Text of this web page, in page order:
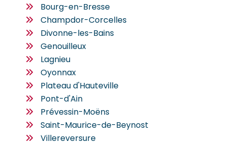
Bourg-en-Bresse
Champdor-Corcelles
Divonne-les-Bains
Genouilleux
Lagnieu
Oyonnax
Plateau d'Hauteville
Pont-d'Ain
Prévessin-Moëns
Saint-Maurice-de-Beynost
Villereversure